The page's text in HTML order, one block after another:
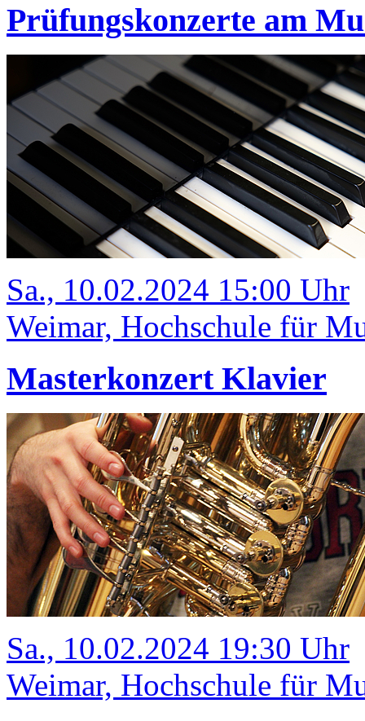
Prüfungskonzerte am
Sa., 10.02.2024 15:00 Uhr
Weimar, Hochschule für
Masterkonzert Klavier
Sa., 10.02.2024 19:30 Uhr
Weimar, Hochschule für